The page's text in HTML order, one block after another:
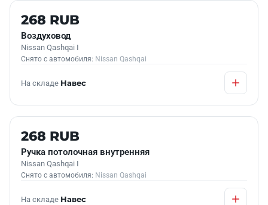
Б/У В НАЛИЧИИ
268 RUB
Воздуховод
Nissan Qashqai I
Снято с автомобиля: Nissan Qashqai
На складе Навес
Б/У В НАЛИЧИИ
268 RUB
Ручка потолочная внутренняя
Nissan Qashqai I
Снято с автомобиля: Nissan Qashqai
На складе Навес